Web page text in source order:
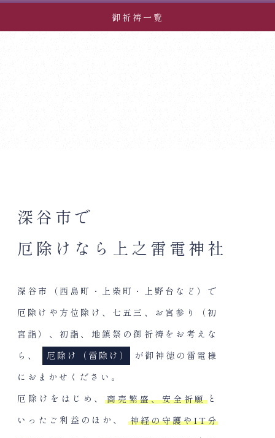
御祈祷一覧
深谷市で
厄除けなら 上之雷電神社
深谷市（西島町・上柴町・上野台など）で
厄除けや方位除け、 七五三、お宮参り（初
宮詣）、初詣、地鎮祭の御祈祷をお考えな
ら、
厄除け（雷除け）
が御神徳の雷電様
におまかせください。
厄除けをはじめ、商売繁盛、安全祈願 と
いったご利益のほか、
神経の守護やIT分